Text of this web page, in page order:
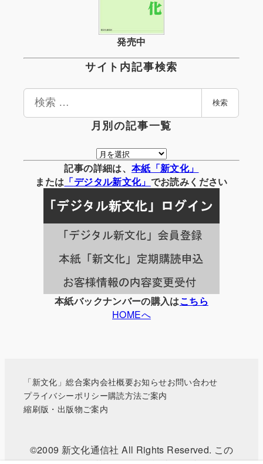
発売中
サイト内記事検索
検
検索
月別の記事一覧
月
別
の
事
一
覧
記事の詳細は、 本紙「新文化」
または 「デジタル新文化」 でお読みください
本紙バックナンバーの購入はこちら
HOMEへ
「新文化」総合案内会社概要お知らせお問い合わせ
プライバシーポリシー購読方法ご案内
縮刷版・出版物ご案内
©2009 新文化通信社 All Rights Reserved. この